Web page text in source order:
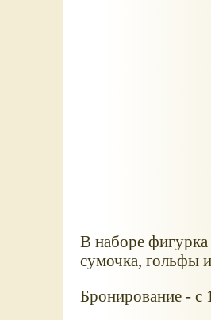
В наборе фигурка
сумочка, гольфы
Бронирование - с